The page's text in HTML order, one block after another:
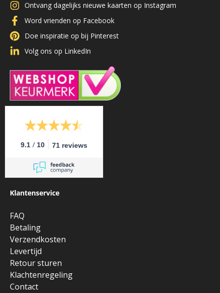
Ontvang dagelijks nieuwe kaarten op Instagram
Word vrienden op Facebook
Doe inspiratie op bij Pinterest
Volg ons op LinkedIn
9.1 / 10 71 reviews
Klantenservice
FAQ
Betaling
Verzendkosten
Levertijd
Retour sturen
Klachtenregeling
Contact